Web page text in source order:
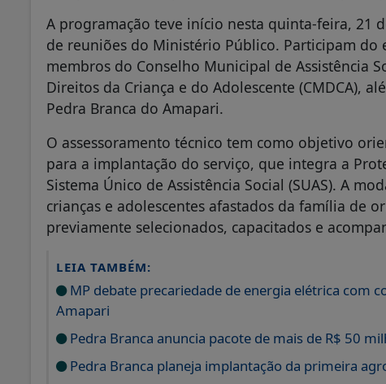
A programação teve início nesta quinta-feira, 21
de reuniões do Ministério Público. Participam do
membros do Conselho Municipal de Assistência
Direitos da Criança e do Adolescente (CMDCA),
Pedra Branca do Amapari.
O assessoramento técnico tem como objetivo
para a implantação do serviço, que integra a
Sistema Único de Assistência Social (SUAS). A
crianças e adolescentes afastados da família de
previamente selecionados, capacitados e
LEIA TAMBÉM:
MP debate precariedade de energia elétrica com
Amapari
Pedra Branca anuncia pacote de mais de R$ 50
Pedra Branca planeja implantação da primeira